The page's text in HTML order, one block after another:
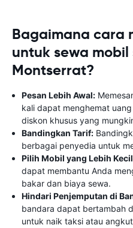
Bagaimana cara
untuk sewa mobil
Montserrat?
Pesan Lebih Awal:
kali dapat menghemat
diskon khusus yang
Bandingkan Tarif:
berbagai penyedia untuk
Pilih Mobil yang Lebih
dapat membantu Anda
bakar dan biaya sewa.
Hindari Penjemputan di
bandara dapat bertambah
untuk naik taksi atau